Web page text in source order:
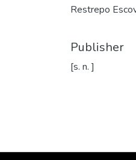
Restrepo
Publisher
[s. n. ]